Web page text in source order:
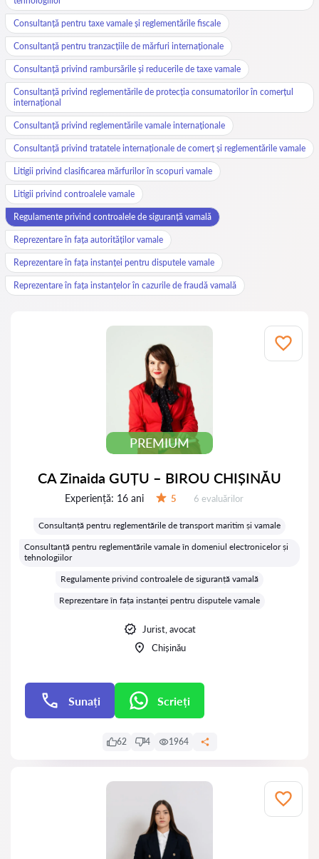
Consultanță pentru taxe vamale și reglementările fiscale
Consultanță pentru tranzacțiile de mărfuri internaționale
Consultanță privind rambursările și reducerile de taxe vamale
Consultanță privind reglementările de protecția consumatorilor în comerțul
internațional
Consultanță privind reglementările vamale internaționale
Consultanță privind tratatele internaționale de comerț și reglementările vamale
Litigii privind clasificarea mărfurilor în scopuri vamale
Litigii privind controalele vamale
Regulamente privind controalele de siguranță vamală
Reprezentare în fața autorităților vamale
Reprezentare în fața instanței pentru disputele vamale
Reprezentare în fața instanțelor în cazurile de fraudă vamală
PREMIUM
CA Zinaida GUȚU – BIROU CHIȘINĂU
Experiență: 16 ani 5 Evaluărilor:
6 evaluărilor
Consultanță pentru reglementările de transport maritim și vamale
Consultanță pentru reglementările vamale în domeniul electronicelor și
tehnologiilor
Regulamente privind controalele de siguranță vamală
Reprezentare în fața instanței pentru disputele vamale
Jurist, avocat
Chișinău
Sunați Scrieți
62 4 1964